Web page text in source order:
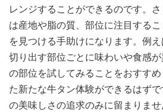
レンジすることができるのです。
は産地や脂の質、部位に注目する
を見つける手助けになります。例
切り出す部位ごとに味わいや食感
の部位を試してみることをおすす
た新たな牛タン体験ができるはず
の美味しさの追求のみに留まりませ